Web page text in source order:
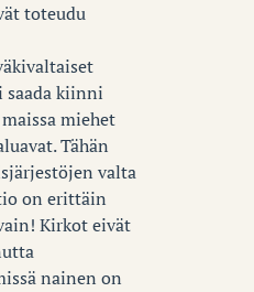
toteudu
saada kiinni
maissa miehet
Tähän
valta
on erittäin
Kirkot eivät
nainen on